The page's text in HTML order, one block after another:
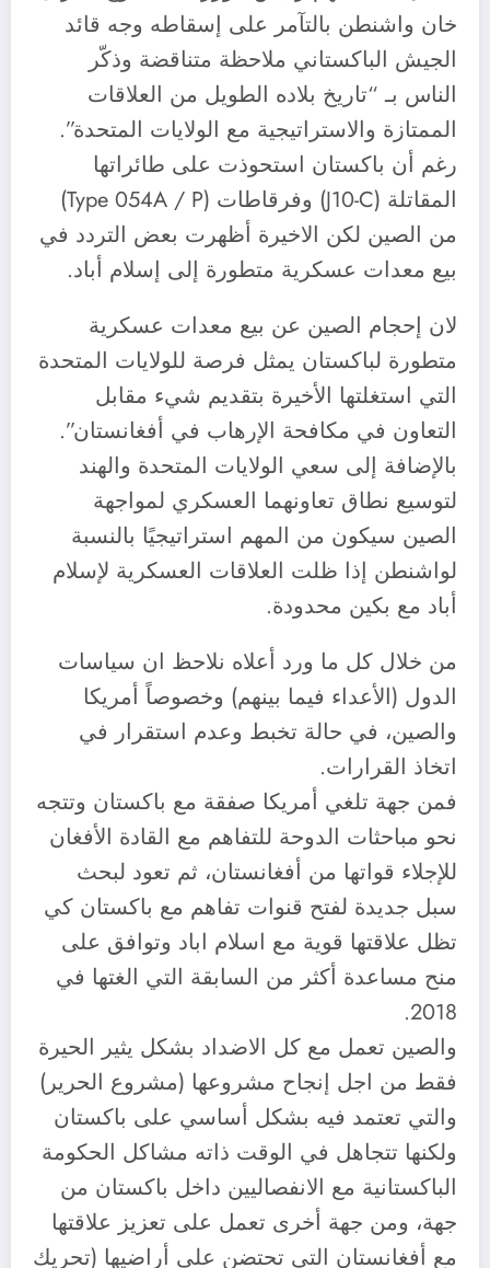
خان واشنطن بالتآمر على إسقاطه وجه قائد
الجيش الباكستاني ملاحظة متناقضة وذكّر
الناس بـ “تاريخ بلاده الطويل من العلاقات
الممتازة والاستراتيجية مع الولايات المتحدة”.
رغم أن باكستان استحوذت على طائراتها
المقاتلة (J10-C) وفرقاطات (Type 054A / P)
من الصين لكن الاخيرة أظهرت بعض التردد في
بيع معدات عسكرية متطورة إلى إسلام أباد.
لان إحجام الصين عن بيع معدات عسكرية
متطورة لباكستان يمثل فرصة للولايات المتحدة
التي استغلتها الأخيرة بتقديم شيء مقابل
التعاون في مكافحة الإرهاب في أفغانستان”.
بالإضافة إلى سعي الولايات المتحدة والهند
لتوسيع نطاق تعاونهما العسكري لمواجهة
الصين سيكون من المهم استراتيجيًا بالنسبة
لواشنطن إذا ظلت العلاقات العسكرية لإسلام
أباد مع بكين محدودة.
من خلال كل ما ورد أعلاه نلاحظ ان سياسات
الدول (الأعداء فيما بينهم) وخصوصاً أمريكا
والصين، في حالة تخبط وعدم استقرار في
اتخاذ القرارات.
فمن جهة تلغي أمريكا صفقة مع باكستان وتتجه
نحو مباحثات الدوحة للتفاهم مع القادة الأفغان
للإجلاء قواتها من أفغانستان، ثم تعود لبحث
سبل جديدة لفتح قنوات تفاهم مع باكستان كي
تظل علاقتها قوية مع اسلام اباد وتوافق على
منح مساعدة أكثر من السابقة التي الغتها في
2018.
والصين تعمل مع كل الاضداد بشكل يثير الحيرة
فقط من اجل إنجاح مشروعها (مشروع الحرير)
والتي تعتمد فيه بشكل أساسي على باكستان
ولكنها تتجاهل في الوقت ذاته مشاكل الحكومة
الباكستانية مع الانفصاليين داخل باكستان من
جهة، ومن جهة أخرى تعمل على تعزيز علاقتها
مع أفغانستان التي تحتضن على أراضيها (تحريك